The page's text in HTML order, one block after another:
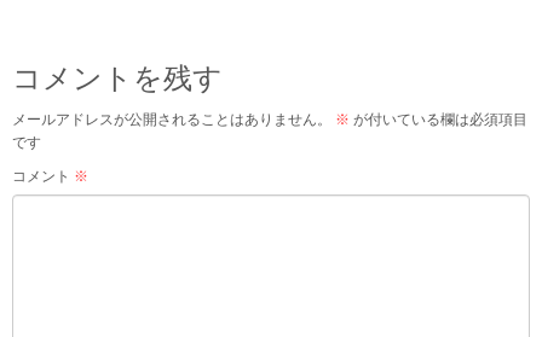
コメントを残す
メールアドレスが公開されることはありません。 ※ が付いている欄は必須項目
です
コメント ※